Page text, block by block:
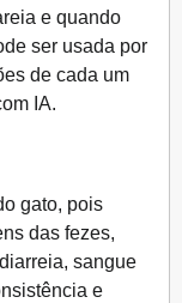
e quando
ser usada por
de cada um
IA.
gato, pois
das fezes,
sangue
e